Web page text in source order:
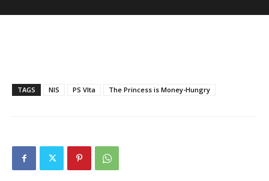
TAGS NIS PS VIta The Princess is Money-Hungry